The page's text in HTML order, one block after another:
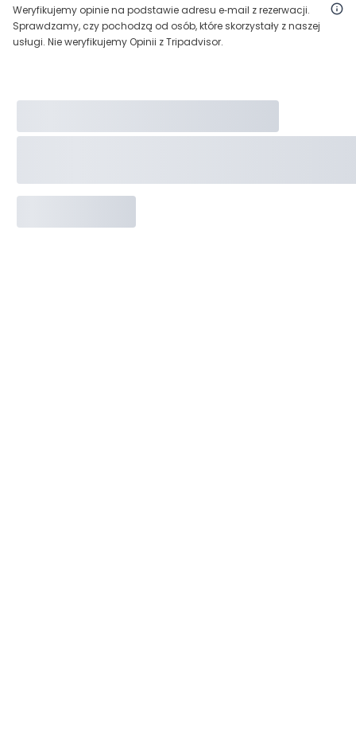
Weryfikujemy opinie na podstawie adresu e‑mail z rezerwacji.
Sprawdzamy, czy pochodzą od osób, które skorzystały z naszej
usługi. Nie weryfikujemy Opinii z Tripadvisor.